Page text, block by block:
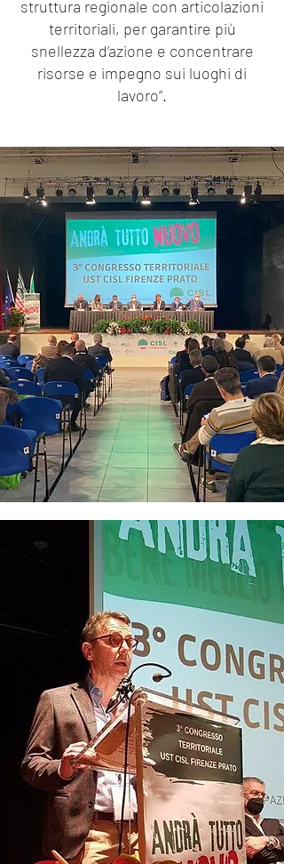
struttura regionale con articolazioni
territoriali, per garantire più
snellezza d’azione e concentrare
risorse e impegno sui luoghi di
lavoro”.